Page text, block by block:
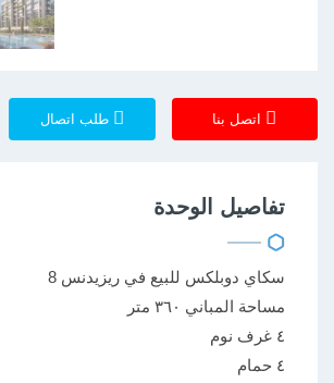
اتصل بنا طلب اتصال
تفاصيل الوحدة
سكاي دوبلكس للبيع في ريزيدنس 8
مساحة المباني ٣٦٠ متر
٤ غرف نوم
٤ حمام